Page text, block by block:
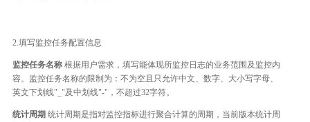
2.填写监控任务配置信息
监控任务名称 根据用户需求，填写能体现所监控日志的业务范围及监控内
容。监控任务名称的限制为：不为空且只允许中文、数字、大小写字母、
英文下划线"_"及中划线"-"，不超过32字符。
统计周期 统计周期是指对监控指标进行聚合计算的周期，当前版本统计周